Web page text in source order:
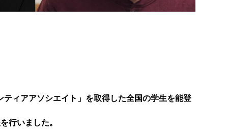
ティアアソシエイト」を取得した全国の学生を能登
行いました。